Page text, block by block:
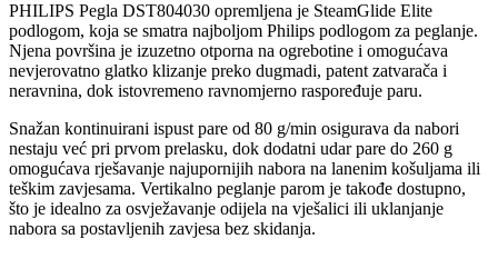
PHILIPS Pegla DST804030 opremljena je SteamGlide Elite
podlogom, koja se smatra najboljom Philips podlogom za peglanje.
Njena površina je izuzetno otporna na ogrebotine i omogućava
nevjerovatno glatko klizanje preko dugmadi, patent zatvarača i
neravnina, dok istovremeno ravnomjerno raspoređuje paru.
Snažan kontinuirani ispust pare od 80 g/min osigurava da nabori
nestaju već pri prvom prelasku, dok dodatni udar pare do 260 g
omogućava rješavanje najupornijih nabora na lanenim košuljama ili
teškim zavjesama. Vertikalno peglanje parom je takođe dostupno,
što je idealno za osvježavanje odijela na vješalici ili uklanjanje
nabora sa postavljenih zavjesa bez skidanja.